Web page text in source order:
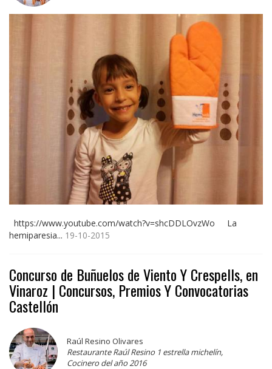
https://www.youtube.com/watch?v=shcDDLOvzWo La
hemiparesia... 19-10-2015
Concurso de Buñuelos de Viento Y Crespells, en
Vinaroz | Concursos, Premios Y Convocatorias
Castellón
Raúl Resino Olivares
Restaurante Raúl Resino 1 estrella michelín,
Cocinero del año 2016